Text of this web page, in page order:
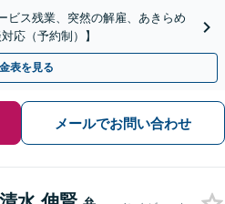
ビス残業、突然の解雇、あきらめ
応（予約制）】
表を見る
メールでお問い合わせ